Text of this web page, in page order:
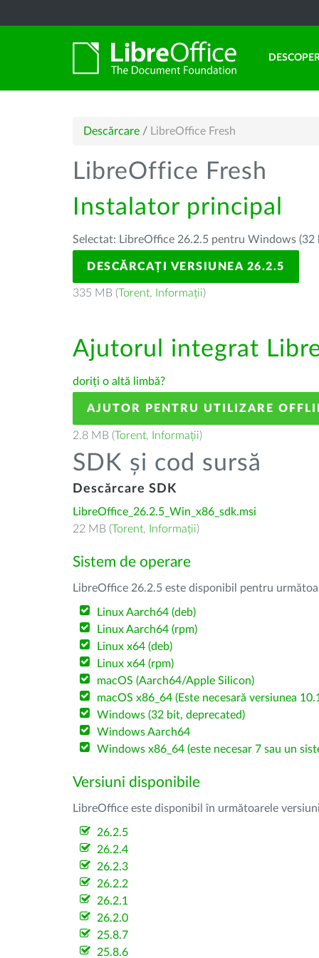
Descărcare / LibreOffice Fresh
LibreOffice Fresh
Instalator principal
Selectat: LibreOffice 26.2.5 pentru Windows
DESCĂRCAȚI VERSIUNEA 26.2.5
335 MB (Torent, Informații)
Ajutorul integrat
doriți o altă limbă?
AJUTOR PENTRU UTILIZARE
2.8 MB (Torent, Informații)
SDK și cod sursă
Descărcare SDK
LibreOffice_26.2.5_Win_x86_sdk.msi
22 MB (Torent, Informații)
Sistem de operare
LibreOffice 26.2.5 este disponibil pentru
Linux Aarch64 (deb)
Linux Aarch64 (rpm)
Linux x64 (deb)
Linux x64 (rpm)
macOS (Aarch64/Apple Silicon)
macOS x86_64 (Este necesară versiunea
Windows (32 bit, deprecated)
Windows Aarch64
Windows x86_64 (este necesar 7 sau un
Versiuni disponibile
LibreOffice este disponibil în următoarele
26.2.5
26.2.4
26.2.3
26.2.2
26.2.1
26.2.0
25.8.7
25.8.6